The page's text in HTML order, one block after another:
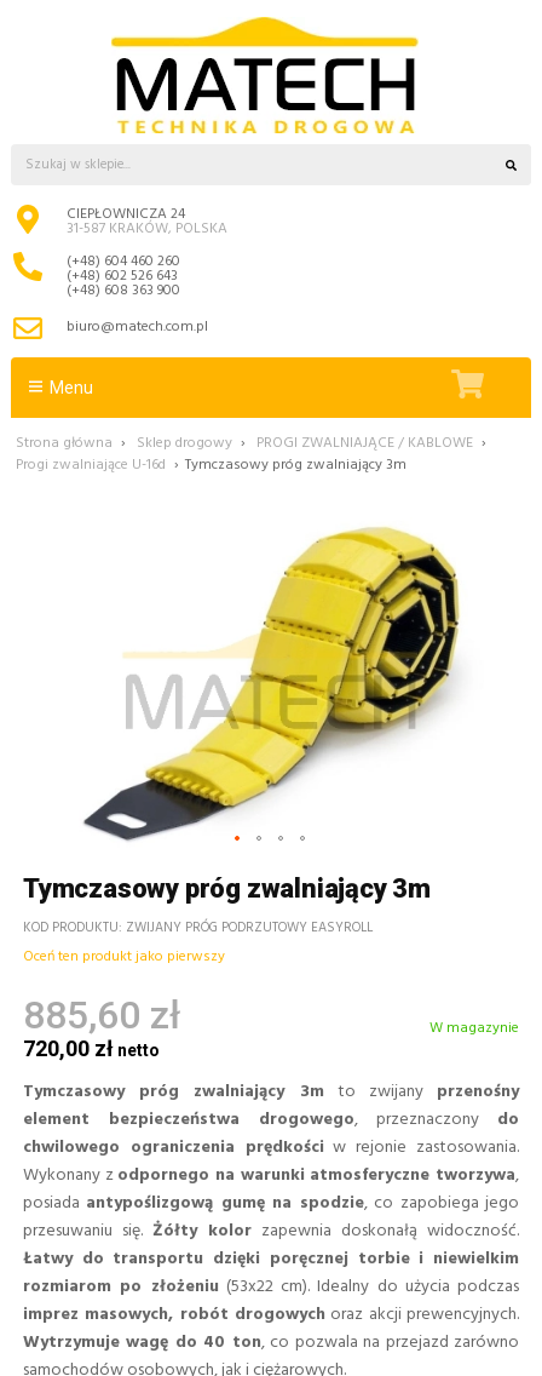
CIEPŁOWNICZA 24
31-587 KRAKÓW, POLSKA
(+48) 604 460 260
(+48) 602 526 643
(+48) 608 363 900
biuro@matech.com.pl
Menu
Strona główna › Sklep drogowy › PROGI ZWALNIAJĄCE / KABLOWE ›
Progi zwalniające U-16d › Tymczasowy próg zwalniający 3m
Tymczasowy próg zwalniający 3m
KOD PRODUKTU ZWIJANY PRÓG PODRZUTOWY EASYROLL
Oceń ten produkt jako pierwszy
885,60 zł
720,00 zł
W magazynie
Tymczasowy próg zwalniający 3m to zwijany przenośny
element bezpieczeństwa drogowego, przeznaczony do
chwilowego ograniczenia prędkości w rejonie zastosowania.
Wykonany zodpornego na warunki atmosferyczne tworzywa,
posiada antypoślizgową gumę na spodzie, co zapobiega jego
przesuwaniu się. Żółty kolor zapewnia doskonałą widoczność.
Łatwy do transportu dzięki poręcznej torbie i niewielkim
rozmiarom po złożeniu (53x22 cm). Idealny do użycia podczas
imprez masowych, robót drogowych oraz akcji prewencyjnych.
Wytrzymuje wagę do 40 ton, co pozwala na przejazd zarówno
samochodów osobowych, jak i ciężarowych.